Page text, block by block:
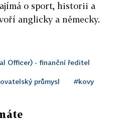
o sport, historii a
anglicky a německy.
Officer) - finanční ředitel
průmysl #kovy